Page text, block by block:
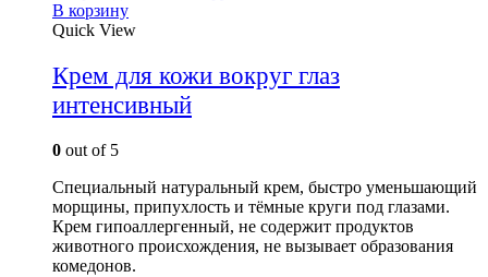
В корзину
Quick View
Крем для кожи вокруг глаз
интенсивный
0 out of 5
Специальный натуральный крем, быстро уменьшающий
морщины, припухлость и тёмные круги под глазами.
Крем гипоаллергенный, не содержит продуктов
животного происхождения, не вызывает образования
комедонов.